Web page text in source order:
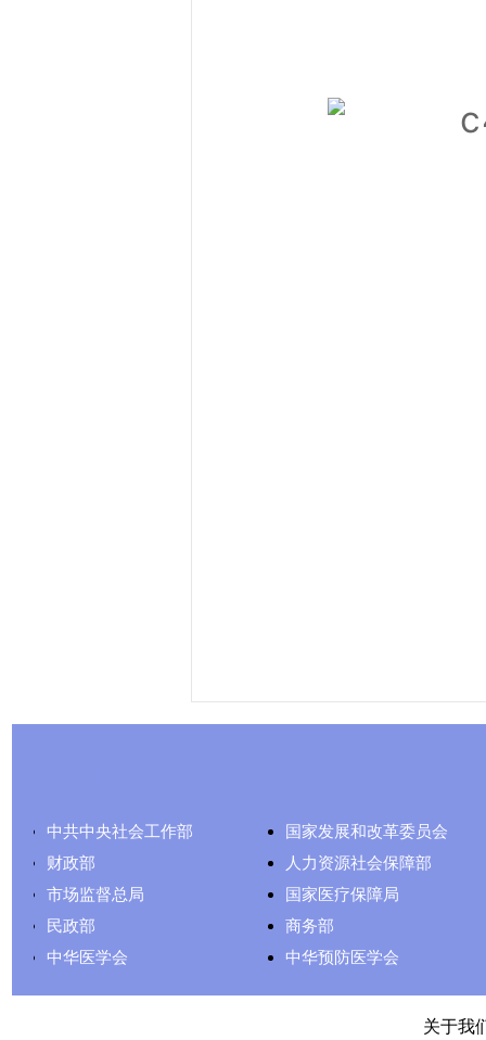
中共中央社会工作部
国家发展和改革委员会
财政部
人力资源社会保障部
市场监督总局
国家医疗保障局
民政部
商务部
中华医学会
中华预防医学会
关于我